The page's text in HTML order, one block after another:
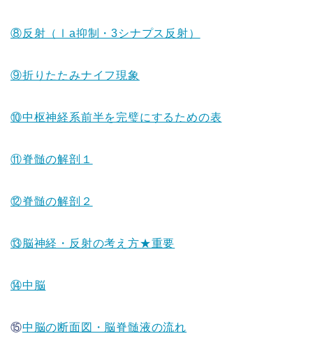
⑧反射（Ⅰa抑制・3シナプス反射）
⑨折りたたみナイフ現象
⑩中枢神経系前半を完璧にするための表
⑪脊髄の解剖１
⑫脊髄の解剖２
⑬脳神経・反射の考え方★重要
⑭中脳
⑮中脳の断面図・脳脊髄液の流れ